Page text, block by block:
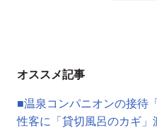
オススメ記事
■温泉コンパニオンの接待
性客に「貸切風呂のカギ」